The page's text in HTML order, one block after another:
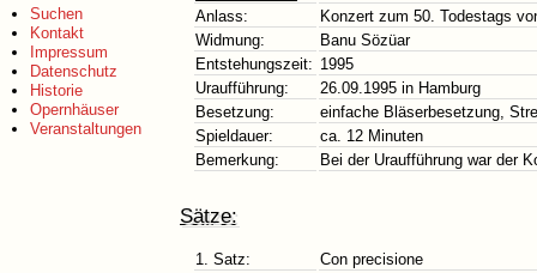
Suchen
Kontakt
Impressum
Datenschutz
Historie
Opernhäuser
Veranstaltungen
Anlass:
Konzert zum 50. Todestags
Widmung:
Banu Sözüar
Entstehungszeit: 1995
Uraufführung:
26.09.1995 in Hamburg
Besetzung:
einfache Bläserbesetzung,
Spieldauer:
ca. 12 Minuten
Bemerkung:
Bei der Uraufführung war der
Sätze:
1. Satz:
Con precisione